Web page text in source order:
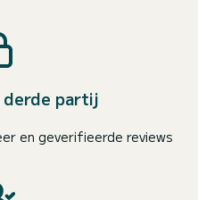
derde partij
en geverifieerde reviews